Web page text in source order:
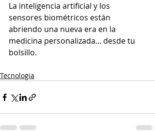
La inteligencia artificial y los
sensores biométricos están
abriendo una nueva era en la
medicina personalizada... desde tu
bolsillo.
Tecnologia